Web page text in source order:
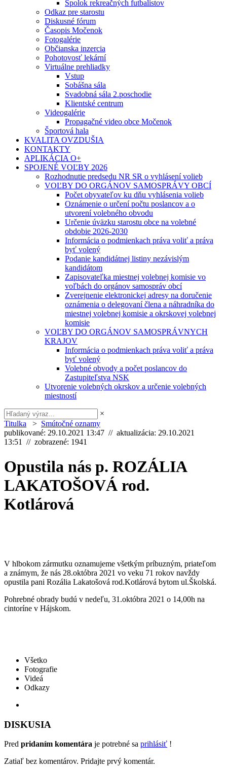
Spolok rekreačných futbalistov
Odkaz pre starostu
Diskusné fórum
Časopis Močenok
Fotogalérie
Občianska inzercia
Pohotovosť lekární
Virtuálne prehliadky
Vstup
Sobášna sála
Svadobná sála 2.poschodie
Klientské centrum
Videogalérie
Propagačné video obce Močenok
Športová hala
KVALITA OVZDUŠIA
KONTAKTY
APLIKÁCIA O+
SPOJENÉ VOĽBY 2026
Rozhodnutie predsedu NR SR o vyhlásení volieb
VOĽBY DO ORGÁNOV SAMOSPRÁVY OBCÍ
Počet obyvateľov ku dňu vyhlásenia volieb
Oznámenie o určení počtu poslancov a o
utvorení volebného obvodu
Určenie úväzku starostu obce na volebné
obdobie 2026-2030
Informácia o podmienkach práva voliť a práva
byť volený
Podanie kandidátnej listiny nezávislým
kandidátom
Zapisovateľka miestnej volebnej komisie vo
voľbách do orgánov samospráv obcí
Zverejnenie elektronickej adresy na doručenie
oznámenia o delegovaní člena a náhradníka do
miestnej volebnej komisie a okrskovej volebnej
komisie
VOĽBY DO ORGÁNOV SAMOSPRÁVNYCH
KRAJOV
Informácia o podmienkach práva voliť a práva
byť volený
Volebné obvody a počet poslancov do
Zastupiteľstva NSK
Utvorenie volebných okrskov a určenie volebných
miestností
×
Titulka > Smútočné oznamy
publikované: 29.10.2021 13:47 // aktualizácia: 29.10.2021
13:51 // zobrazené: 1941
Opustila nás p. ROZÁLIA
LAKATOŠOVÁ rod.
Kotlárová
V hlbokom zármutku oznamujeme všetkým príbuzným, priateľom
a známym, že nás 28.októbra 2021 vo veku 71 rokov navždy
opustila pani Rozália Lakatošová rod.Kotlárová bytom ul.Školská.
Pohrebné obrady budú v nedeľu, 31.októbra 2021 o 14,00h na
cintoríne v Hájskom.
Všetko
Fotografie
Videá
Odkazy
DISKUSIA
Pred pridaním komentára je potrebné sa prihlásiť !
Zatiaľ bez komentárov. Pridajte prvý komentár.